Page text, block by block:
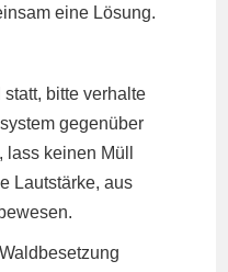
eine Lösung.
bitte verhalte
gegenüber
keinen Müll
Lautstärke, aus